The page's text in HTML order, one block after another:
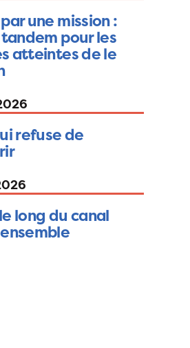
une mission :
pour les
atteintes de le
refuse de
long du canal